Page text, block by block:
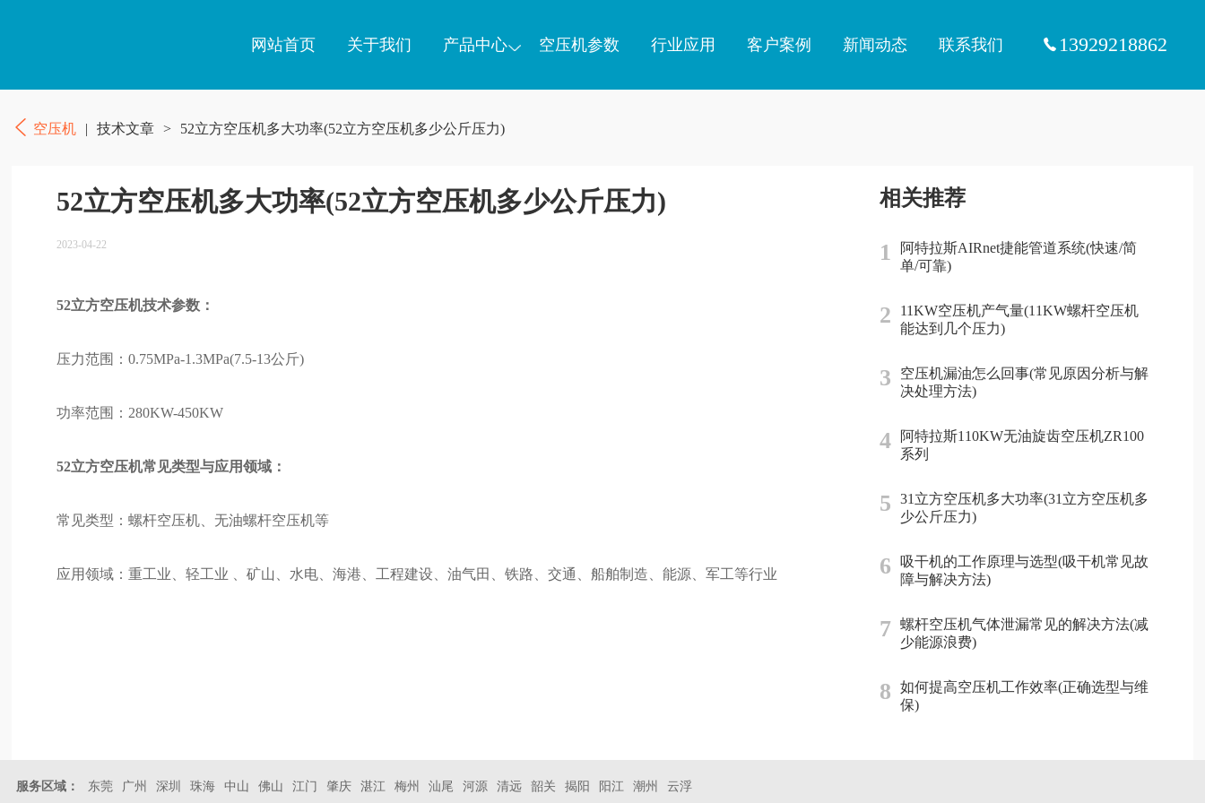
网站首页 关于我们 产品中心 空压机参数 行业应用 客户案例 新闻动态 联系我们 13929218862
空压机 | 技术文章 > 52立方空压机多大功率(52立方空压机多少公斤压力)
52立方空压机多大功率(52立方空压机多少公斤压力)
2023-04-22
52立方空压机技术参数：
压力范围：0.75MPa-1.3MPa(7.5-13公斤)
功率范围：280KW-450KW
52立方空压机常见类型与应用领域：
常见类型：螺杆空压机、无油螺杆空压机等
应用领域：重工业、轻工业 、矿山、水电、海港、工程建设、油气田、铁路、交通、船舶制造、能源、军工等行业
相关推荐
1
阿特拉斯AIRnet捷能管道系统(快速/简
单/可靠)
2
11KW空压机产气量(11KW螺杆空压机
能达到几个压力)
3
空压机漏油怎么回事(常见原因分析与解
决处理方法)
4
阿特拉斯110KW无油旋齿空压机ZR100
系列
5
31立方空压机多大功率(31立方空压机多
少公斤压力)
6
吸干机的工作原理与选型(吸干机常见故
障与解决方法)
7
螺杆空压机气体泄漏常见的解决方法(减
少能源浪费)
8
如何提高空压机工作效率(正确选型与维
保)
服务区域： 东莞 广州 深圳 珠海 中山 佛山 江门 肇庆 湛江 梅州 汕尾 河源 清远 韶关 揭阳 阳江 潮州 云浮